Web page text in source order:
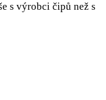
s výrobci čipů než s